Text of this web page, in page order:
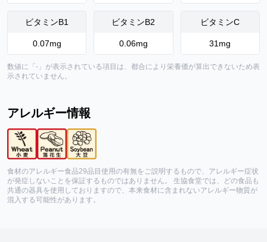
ビタミンB1
0.07mg
ビタミンB2
0.06mg
ビタミンC
31 mg
数値に「-」が表示されている項目は、都合により栄養価が算出できないため表
示されていません。
アレルギー情報
食材のアレルギー食品29品目使用の有無をご説明するもので、アレルギー症状
が発症しないことを保証するものではありません。 生協食堂では、どの食品も
共通の器具を使用しておりますので、本来食材に含まれないアレルギー物質が
混入する可能性があります。